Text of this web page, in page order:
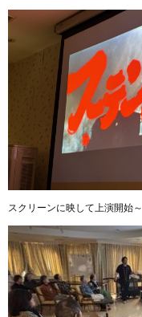
スクリーンに映して上演開始～